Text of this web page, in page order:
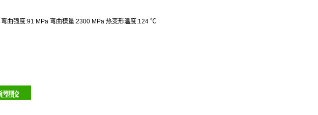
弯曲强度:91 MPa 弯曲模量:2300 MPa 热变形温度:124 ℃